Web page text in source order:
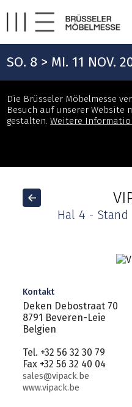
SO. 8 > MI. 11 NOV.
Die Brüsseler Möbelmesse
Besuch auf unserer Website
gestalten.Weitere
Hal 4 - Stand
Kontakt
Deken Debostraat 70
8791 Beveren-Leie
Belgien
Tel. +32 56 32 30 79
Fax +32 56 32 40 04
sales@vipack.be
www.vipack.be